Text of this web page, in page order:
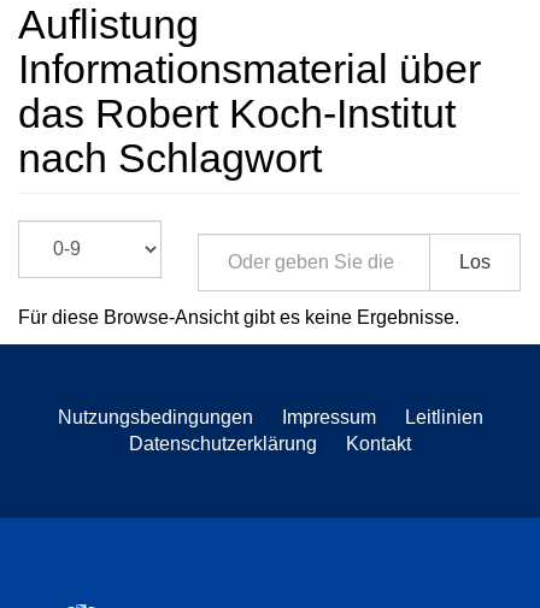
Auflistung
Informationsmaterial über
das Robert Koch-Institut
nach Schlagwort
Los
Für diese Browse-Ansicht gibt es keine Ergebnisse.
Nutzungsbedingungen Impressum
Leitlinien
Datenschutzerklärung
Kontakt